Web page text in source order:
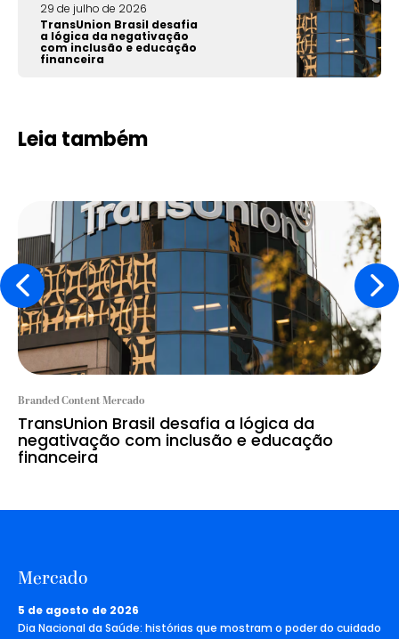
29 de julho de 2026
TransUnion Brasil desafia
a lógica da negativação
com inclusão e educação
financeira
Leia também
Branded Content Mercado
TransUnion Brasil desafia a lógica da
negativação com inclusão e educação
financeira
Mercado
5 de agosto de 2026
Dia Nacional da Saúde: histórias que mostram o poder do cuidado